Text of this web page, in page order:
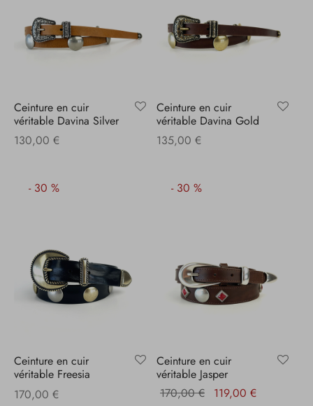
Ceinture en cuir
véritable Davina Silver
130,00 €
Ceinture en cuir
véritable Davina Gold
135,00 €
- 30 %
Ceinture en cuir
véritable Freesia
170,00 €
- 30 %
Ceinture en cuir
véritable Jasper
170,00€
Le prix
119,00 €